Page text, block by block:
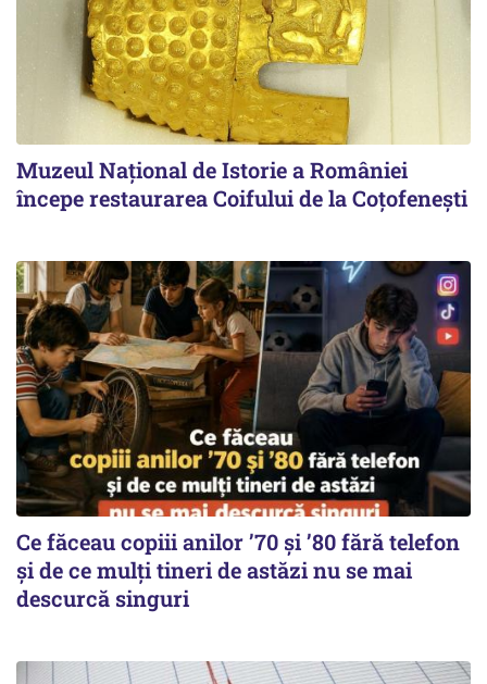
Muzeul Național de Istorie a României
începe restaurarea Coifului de la Coțofenești
Ce făceau copiii anilor ’70 și ’80 fără telefon
și de ce mulți tineri de astăzi nu se mai
descurcă singuri